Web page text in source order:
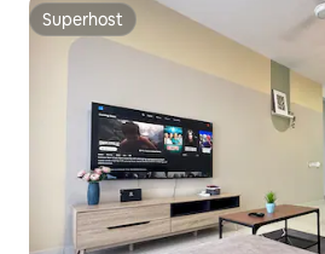
Superhost
Superhost